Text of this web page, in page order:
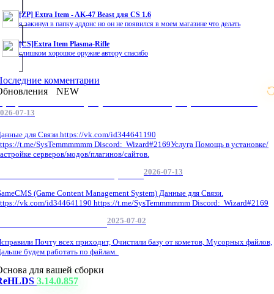
[ZP] Extra Item - AK-47 Beast для CS 1.6
я закинул в папку аддонс но он не появился в моем магазине что делать
[CS]Extra Item Plasma-Rifle
слишком хорошое оружие автору спасибо
комментарии
NEW
07-13
для Связи.https://vk.com/id344641190
t.me/SysTemmmmmm Discord: Wizard#2169Услуга Помощь в установке/
серверов/модов/плагинов/сайтов.
2026-07-13
(Game Content Management System) Данные для Связи.
vk.com/id344641190 https://t.me/SysTemmmmmm Discord: Wizard#2169
2025-07-02
Почту всех приходит, Очистили базу от кометов, Мусорных файлов,
будем работать по файлам.
для вашей сборки
3.14.0.857